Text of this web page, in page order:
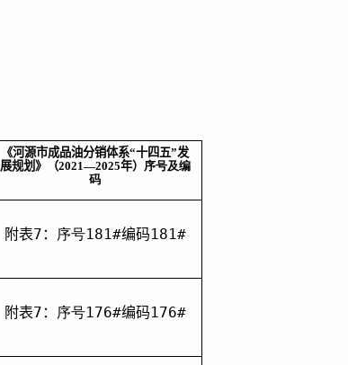
《河源市成品油分销体系“十四五”发
展规划》（2021—2025年） 序号及编
码
附表7 ： 序号181#编码181#
附表7 ： 序号176#编码176#